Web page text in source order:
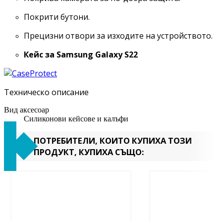
Покрити бутони.
Прецизни отвори за изходите на устройството.
Кейс за Samsung Galaxy S22
Техническо описание
Вид аксесоар
Силиконови кейсове и калъфи
ПОТРЕБИТЕЛИ, КОИТО КУПИХА ТОЗИ
ПРОДУКТ, КУПИХА СЪЩО: